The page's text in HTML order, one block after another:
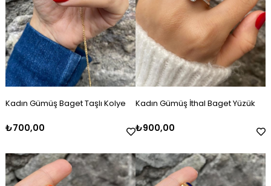
Kadın Gümüş Baget Taşlı Kolye
₺700,00
Kadın Gümüş İthal Baget Yüzük
₺900,00